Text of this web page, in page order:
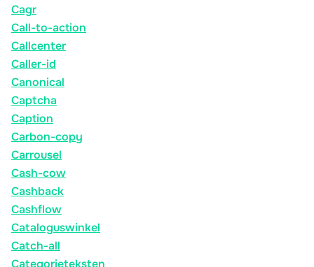
Cagr
Call-to-action
Callcenter
Caller-id
Canonical
Captcha
Caption
Carbon-copy
Carrousel
Cash-cow
Cashback
Cashflow
Cataloguswinkel
Catch-all